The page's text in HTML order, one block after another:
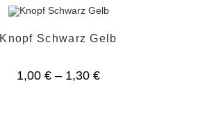
Knopf Schwarz Gelb
1,00 € – 1,30 €